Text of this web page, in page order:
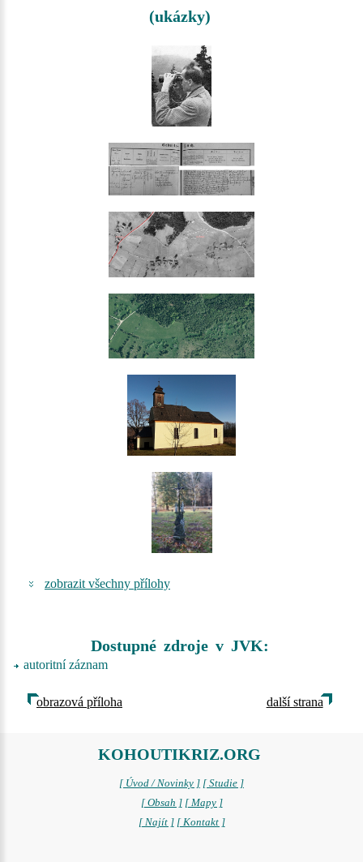
(ukázky)
zobrazit všechny přílohy
Dostupné zdroje v JVK:
autoritní záznam
obrazová příloha další strana
KOHOUTIKRIZ.ORG
[ Úvod / Novinky ] [ Studie ]
[ Obsah ] [ Mapy ]
[ Najít ] [ Kontakt ]